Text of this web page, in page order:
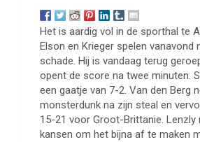
Het is aardig vol in de sporthal te
Elson en Krieger spelen
schade. Hij is vandaag terug
opent de score na twee minuten.
een gaatje van 7-2. Van den Berg
monsterdunk na zijn steal en
15-21 voor Groot-Brittanie.
kansen om het bijna af te maken